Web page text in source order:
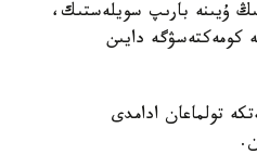
ۇيىنە بارىپ سويلەستىك،
كومەكتەسۋگە دايىن
تولماعان ادامدى